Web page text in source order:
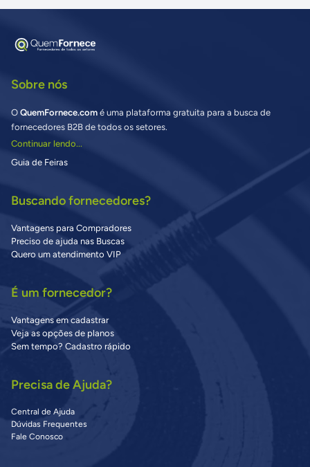
Sobre nós
O QuemFornece.com é uma plataforma gratuita para a busca de
fornecedores B2B de todos os setores.
Continuar lendo...
Guia de Feiras
Buscando fornecedores?
Vantagens para Compradores
Preciso de ajuda nas Buscas
Quero um atendimento VIP
É um fornecedor?
Vantagens em cadastrar
Veja as opções de planos
Sem tempo? Cadastro rápido
Precisa de Ajuda?
Central de Ajuda
Dúvidas Frequentes
Fale Conosco